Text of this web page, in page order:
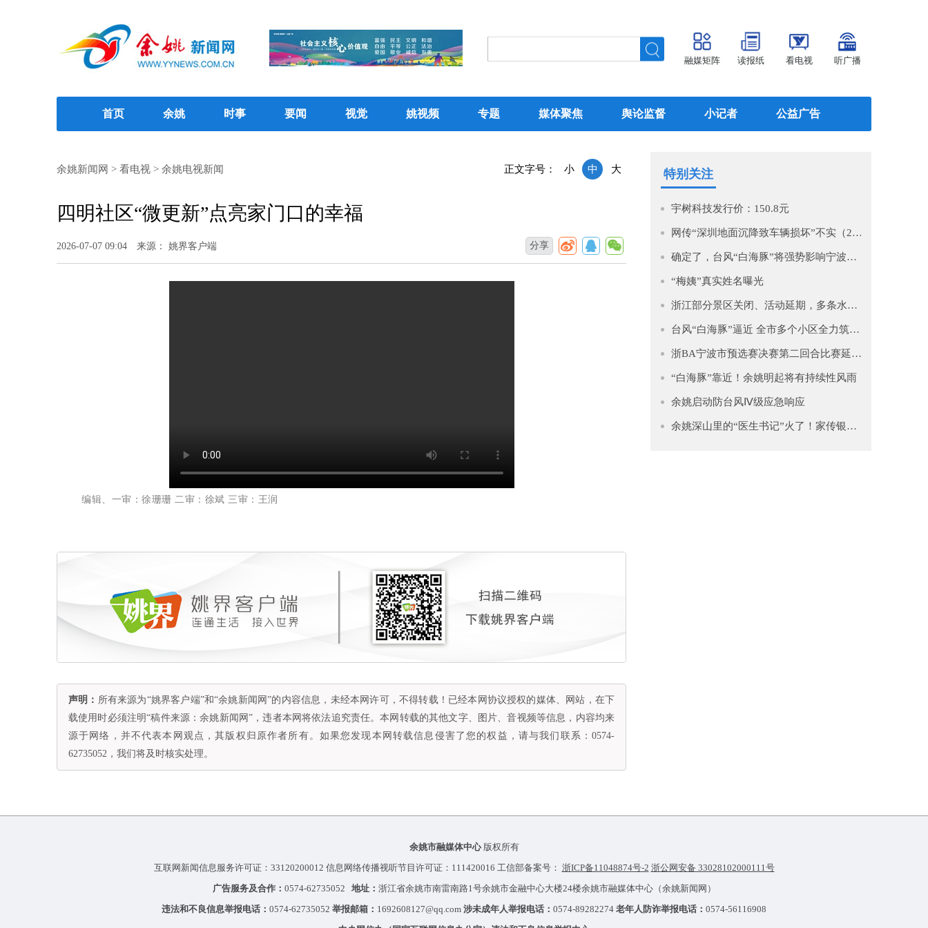
融媒矩阵 读报纸 看电视 听广播
首页 余姚 时事 要闻 视觉 姚视频 专题 媒体聚焦 舆论监督 小记者 公益广告
正文字号： 小 中 大
余姚新闻网 > 看电视 > 余姚电视新闻
四明社区“微更新”点亮家门口的幸福
2026-07-07 09:04 来源： 姚界客户端 分享
编辑、一审：徐珊珊 二审：徐斌 三审：王润
声明： 所有来源为“姚界客户端”和“余姚新闻网”的内容信息，未经本网许可，不得转载！已经本网协议授权的媒体、网站，在下
载使用时必须注明“稿件来源：余姚新闻网”，违者本网将依法追究责任。本网转载的其他文字、图片、音视频等信息，内容均来
源于网络，并不代表本网观点，其版权归原作者所有。如果您发现本网转载信息侵害了您的权益，请与我们联系：0574-
62735052，我们将及时核实处理。
特别关注
宇树科技发行价：150.8元
网传“深圳地面沉降致车辆损坏”不实（2026·08·06）
确定了，台风“白海豚”将强势影响宁波！即将进入48小时警戒线！预计影响时间长，风大雨强，宁波启动IV级防台风应急响应！
“梅姨”真实姓名曝光
浙江部分景区关闭、活动延期，多条水上航班停航！台风“白海豚”今晨5时位于温州市偏东方向约1360公里的西北太平洋上
台风“白海豚”逼近 全市多个小区全力筑牢安全防线
浙BA宁波市预选赛决赛第二回合比赛延期公告
“白海豚”靠近！余姚明起将有持续性风雨
余姚启动防台风Ⅳ级应急响应
余姚深山里的“医生书记”火了！家传银针+遍访名师，患者遍布宁波、绍兴、杭州……
余姚市融媒体中心版权所有
互联网新闻信息服务许可证：33120200012 信息网络传播视听节目许可证：111420016 工信部备案号： 浙ICP备11048874号-2 浙公网安备 33028102000111号
广告服务及合作： 0574-62735052 地址： 浙江省余姚市南雷南路1号余姚市金融中心大楼24楼余姚市融媒体中心（余姚新闻网）
违法和不良信息举报电话： 0574-62735052 举报邮箱： 1692608127@qq.com 涉未成年人举报电话： 0574-89282274 老年人防诈举报电话： 0574-56116908